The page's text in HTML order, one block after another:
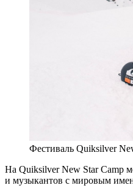
Фестиваль Quiksilver
На Quiksilver New Star Camp
и музыкантов с мировым